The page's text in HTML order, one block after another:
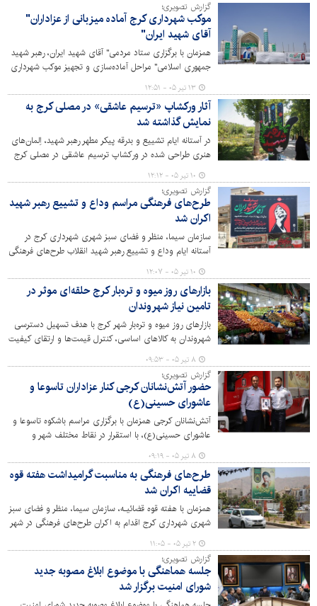
گزارش تصویری؛
موکب شهرداری کرج آماده میزبانی از عزاداران"
آقای شهید ایران"
همزمان با برگزاری ستاد مردمی" آقای شهید ایران، رهبر شهید
جمهوری اسلامی" مراحل آماده‌سازی و تجهیز موکب شهرداری
با ارائه خدمات فرهنگی و پذیرایی، میزبان عزاداران و شرکت
کنندگان در مراسم است. گزارش تصویری: پوریا ترابی
۱۳ تیر ۰۵ - ۱۲:۵۱
آثار ورکشاپ «ترسیم عاشقی» در مصلی کرج به
نمایش گذاشته شد
در آستانه ایام تشییع و بدرقه پیکر مطهر رهبر شهید، اِلمان‌های
هنری طراحی شده در ورکشاپ ترسیم عاشقی در مصلی کرج
در معرض دید عموم قرار گرفت.
۱۰ تیر ۰۵ - ۱۲:۱۲
گزارش تصویری؛
طرح‌های فرهنگی مراسم وداع و تشییع رهبر شهید
اکران شد
سازمان سیما، منظر و فضای سبز شهری شهرداری کرج در
آستانه ایام وداع و تشییع رهبر شهید انقلاب طرح‌های فرهنگی
متناسب را در شهر کرج اکران کرد.
۱۰ تیر ۰۵ - ۱۲:۰۷
بازارهای روز میوه و تره‌بار کرج حلقه‌ای موثر در
تامین نیاز شهروندان
بازارهای روز میوه و تره‌بار شهر کرج با هدف تسهیل دسترسی
شهروندان به کالاهای اساسی، کنترل قیمت‌ها و ارتقای کیفیت
عرضه محصولات، نقش مهمی در تنظیم بازار و حمایت از
مصرف کنندگان دارد.
۸ تیر ۰۵ - ۰۹:۵۳
گزارش تصویری؛
حضور آتش‌نشانان کرجی کنار عزاداران تاسوعا و
عاشورای حسینی(ع)
آتش‌نشانان کرجی همزمان با برگزاری مراسم باشکوه تاسوعا و
عاشورای حسینی(ع)، با استقرار در نقاط مختلف شهر و
آمادگی کامل عملیاتی، ایمنی عزاداران را تامین کردند.
۸ تیر ۰۵ - ۰۹:۱۹
طرح‌های فرهنگی به مناسبت گرامیداشت هفته قوه
قضاییه اکران شد
همزمان با هفته قوه قضائیـه، سازمان سیما، منظر و فضای سبز
شهری شهرداری کرج اقدام به اکران طرح‌های فرهنگی در شهر
کرج کرده است.
۲ تیر ۰۵ - ۱۱:۰۵
گزارش تصویری؛
جلسه هماهنگی با موضوع ابلاغ مصوبه جدید
شورای امنیت برگزار شد